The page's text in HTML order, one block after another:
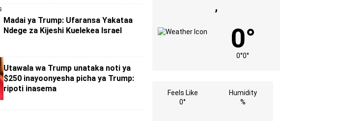
Madai ya Trump: Ufaransa Yakataa
Ndege za Kijeshi Kuelekea Israel
Utawala wa Trump unataka noti ya
$250 inayoonyesha picha ya Trump:
ripoti inasema
,
0°
0°0°
Feels Like
0°
Humidity
%